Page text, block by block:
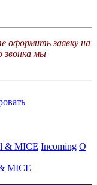
оформить заявку на
звонка мы
& MICE Incoming О
MICE